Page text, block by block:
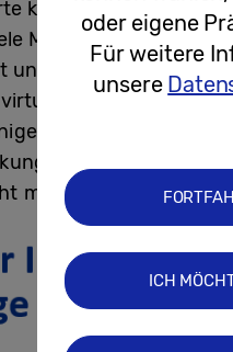
komplizierte Tests
Monate in Anspruch
und sehr viel
simulieren –
Zeit in Anspruch
aufgrund des
mehr zwingend
oder eigene
Für weitere
unsere
ICH